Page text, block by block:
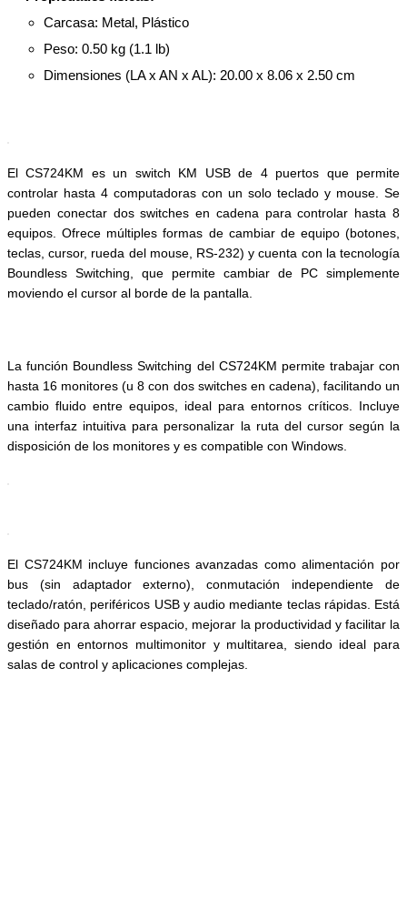
Carcasa: Metal, Plástico
Peso: 0.50 kg (1.1 lb)
Dimensiones (LA x AN x AL): 20.00 x 8.06 x 2.50 cm
El CS724KM es un switch KM USB de 4 puertos que permite
controlar hasta 4 computadoras con un solo teclado y mouse. Se
pueden conectar dos switches en cadena para controlar hasta 8
equipos. Ofrece múltiples formas de cambiar de equipo (botones,
teclas, cursor, rueda del mouse, RS-232) y cuenta con la tecnología
Boundless Switching, que permite cambiar de PC simplemente
moviendo el cursor al borde de la pantalla.
La función Boundless Switching del CS724KM permite trabajar con
hasta 16 monitores (u 8 con dos switches en cadena), facilitando un
cambio fluido entre equipos, ideal para entornos críticos. Incluye
una interfaz intuitiva para personalizar la ruta del cursor según la
disposición de los monitores y es compatible con Windows.
El CS724KM incluye funciones avanzadas como alimentación por
bus (sin adaptador externo), conmutación independiente de
teclado/ratón, periféricos USB y audio mediante teclas rápidas. Está
diseñado para ahorrar espacio, mejorar la productividad y facilitar la
gestión en entornos multimonitor y multitarea, siendo ideal para
salas de control y aplicaciones complejas.